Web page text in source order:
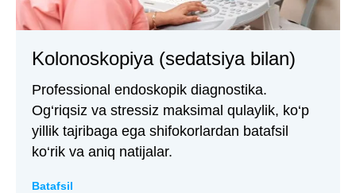
Kolonoskopiya (sedatsiya bilan)
Professional endoskopik diagnostika.
Og‘riqsiz va stressiz maksimal qulaylik, ko‘p
yillik tajribaga ega shifokorlardan batafsil
ko‘rik va aniq natijalar.
Batafsil